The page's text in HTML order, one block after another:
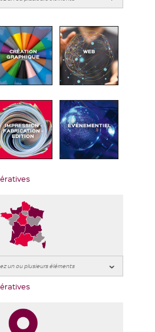
CRÉATION
GRAPHIQUE
WEB
IMPRESSION -
FABRICATION -
EDITION
ÉVÉNEMENTIEL